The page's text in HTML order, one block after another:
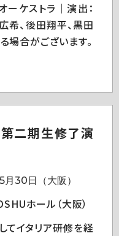
ケストラ｜演出：
希、後田翔平、黒田
合がございます。
二期生修了演
30日（大阪）
ホール（大阪）
てイタリア研修を経